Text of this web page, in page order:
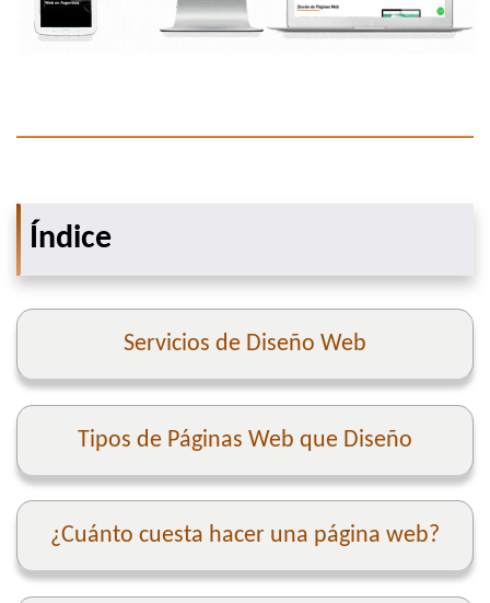
Índice
Servicios de Diseño Web
Tipos de Páginas Web que Diseño
¿Cuánto cuesta hacer una página web?